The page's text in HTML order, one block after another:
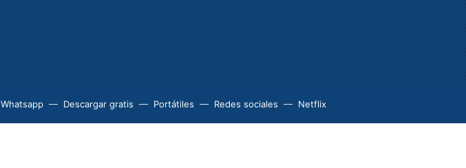
Whatsapp Descargar gratis Portátiles Redes sociales Netflix